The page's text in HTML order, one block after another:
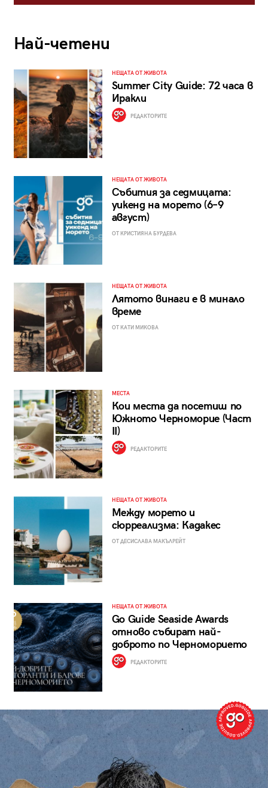
Най-четени
НЕЩАТА ОТ ЖИВОТА
Summer City Guide: 72 часа в
Иракли
РЕДАКТОРИТЕ
НЕЩАТА ОТ ЖИВОТА
Събития за седмицата:
уикенд на морето (6–9
август)
ОТ КРИСТИЯНА БУРДЕВА
НЕЩАТА ОТ ЖИВОТА
Лятото винаги е в минало
време
ОТ КАТИ МИКОВА
МЕСТА
Кои места да посетиш по
Южното Черноморие (Част
II)
РЕДАКТОРИТЕ
НЕЩАТА ОТ ЖИВОТА
Между морето и
сюрреализма: Кадакес
ОТ ДЕСИСЛАВА МАКЪЛРЕЙТ
НЕЩАТА ОТ ЖИВОТА
Go Guide Seaside Awards
отново събират най-
доброто по Черноморието
РЕДАКТОРИТЕ